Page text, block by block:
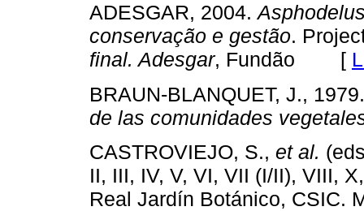
ADESGAR, 2004.
conservação e gestão.
final. Adesgar, Fundão [
BRAUN-BLANQUET, J.,
de las comunidades
CASTROVIEJO, S., et al.
II, III, IV, V, VI, VII (I/II), VIII,
Real Jardín Botánico,